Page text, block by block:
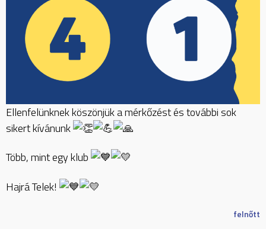
Ellenfelünknek köszönjük a mérkőzést és további sok
sikert kívánunk
Több, mint egy klub
Hajrá Telek!
felnőtt